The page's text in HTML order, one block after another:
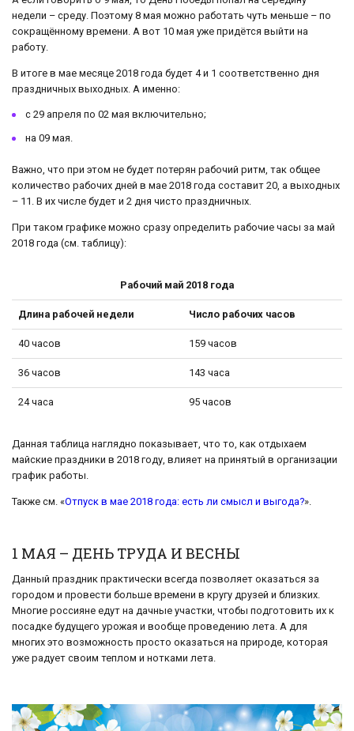
недели – среду. Поэтому 8 мая можно работать чуть меньше – по
сокращённому времени. А вот 10 мая уже придётся выйти на
работу.
В итоге в мае месяце 2018 года будет 4 и 1 соответственно дня
праздничных выходных. А именно:
с 29 апреля по 02 мая включительно;
на 09 мая.
Важно, что при этом не будет потерян рабочий ритм, так общее
количество рабочих дней в мае 2018 года составит 20, а выходных
– 11. В их числе будет и 2 дня чисто праздничных.
При таком графике можно сразу определить рабочие часы за май
2018 года (см. таблицу):
Рабочий май 2018 года
Длина рабочей недели Число рабочих часов
40 часов 159 часов
36 часов 143 часа
24 часа 95 часов
Данная таблица наглядно показывает, что то, как отдыхаем
майские праздники в 2018 году, влияет на принятый в организации
график работы.
Также см. «Отпуск в мае 2018 года: есть ли смысл и выгода?».
1 МАЯ – ДЕНЬ ТРУДА И ВЕСНЫ
Данный праздник практически всегда позволяет оказаться за
городом и провести больше времени в кругу друзей и близких.
Многие россияне едут на дачные участки, чтобы подготовить их к
посадке будущего урожая и вообще проведению лета. А для
многих это возможность просто оказаться на природе, которая
уже радует своим теплом и нотками лета.